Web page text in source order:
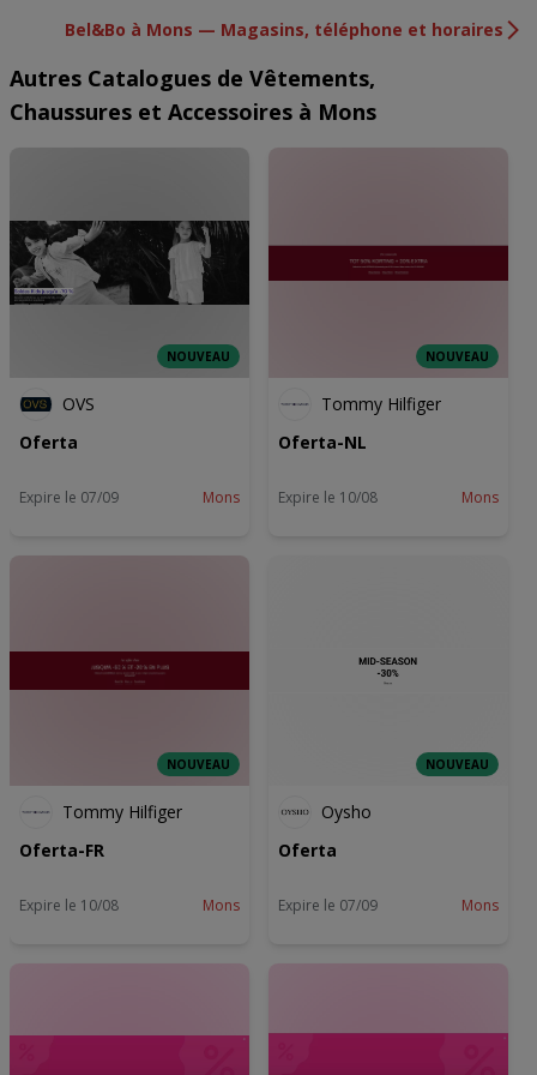
Bel&Bo à Mons — Magasins, téléphone et horaires
Autres Catalogues de Vêtements,
Chaussures et Accessoires à Mons
NOUVEAU
OVS
Oferta
Expire le 07/09 Mons
NOUVEAU
Tommy Hilfiger
Oferta-NL
Expire le 10/08 Mons
NOUVEAU
Tommy Hilfiger
Oferta-FR
Expire le 10/08 Mons
NOUVEAU
Oysho
Oferta
Expire le 07/09 Mons